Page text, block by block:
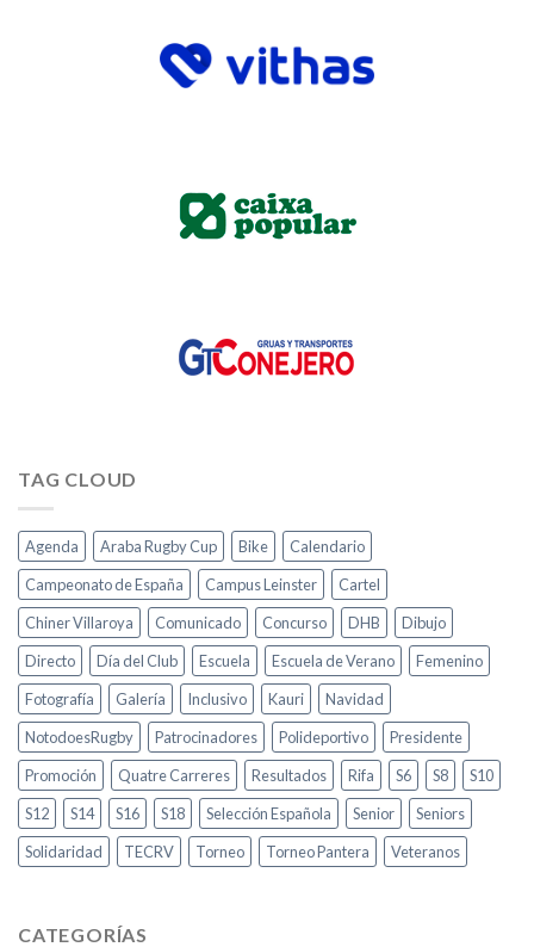
TAG CLOUD
Agenda Araba Rugby Cup Bike
Calendario
Campeonato de España
Campus Leinster
Cartel
Chiner Villaroya
Comunicado Concurso DHB
Dibujo
Directo
Día del Club Escuela Escuela de Verano
Femenino
Fotografía
Galería Inclusivo Kauri
Navidad
NotodoesRugby
Patrocinadores Polideportivo
Presidente
Promoción
Quatre Carreres Resultados Rifa S6 S8
S10
S12
S14 S16 S18 Selección Española Senior
Seniors
Solidaridad
TECRV Torneo Torneo Pantera Veteranos
CATEGORÍAS